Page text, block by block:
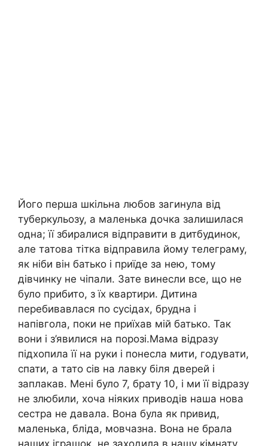
Його перша шкільна любов загинула від
туберкульозу, а маленька дочка залишилася
одна; її збиралися відправити в дитбудинок,
але татова тітка відправила йому телеграму,
як ніби він батько і приїде за нею, тому
дівчинку не чіпали. Зате винесли все, що не
було прибито, з їх квартири. Дитина
перебивавлася по сусідах, брудна і
напівгола, поки не приїхав мій батько. Так
вони і з’явилися на порозі.Мама відразу
підхопила її на руки і понесла мити, годувати,
спати, а тато сів на лавку біля дверей і
заплакав. Мені було 7, брату 10, і ми її відразу
не злюбили, хоча ніяких приводів наша нова
сестра не давала. Вона була як привид,
маленька, бліда, мовчазна. Вона не брала
наших іграшок, не заходила в нашу кімнату